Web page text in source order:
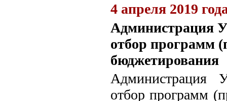
4 апреля 2019
Администрация
отбор программ
бюджетирования
Администрация
отбор программ